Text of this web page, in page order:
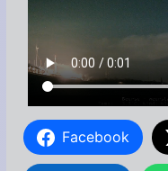
Facebook